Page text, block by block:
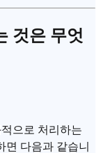
것은 무엇
으로 처리하는
면 다음과 같습니